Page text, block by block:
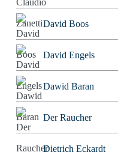
David Boos
David Engels
Dawid Baran
Der Raucher
Dietrich Eckardt